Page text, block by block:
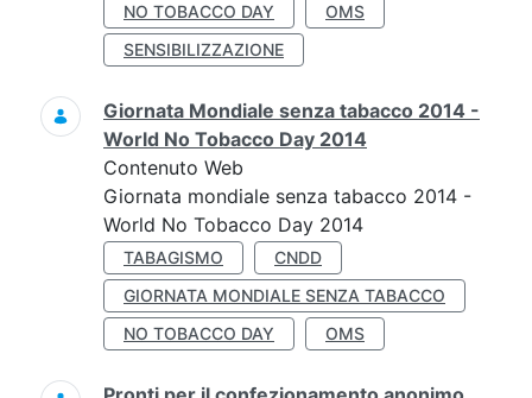
NO TOBACCO DAY
OMS
SENSIBILIZZAZIONE
Giornata Mondiale senza tabacco 2014 -
World No Tobacco Day 2014
Contenuto Web
Giornata mondiale senza tabacco 2014 -
World No Tobacco Day 2014
TABAGISMO
CNDD
GIORNATA MONDIALE SENZA TABACCO
NO TOBACCO DAY
OMS